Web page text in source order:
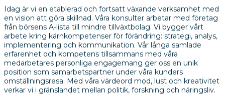
Idag är vi en etablerad och fortsatt växande verksamhet med
en vision att göra skillnad. Våra konsulter arbetar med företag
från börsens A-lista till mindre tillväxtbolag. Vi bygger vårt
arbete kring kärnkompetenser för förändring: strategi, analys,
implementering och kommunikation. Vår långa samlade
erfarenhet och kompetens tillsammans med våra
medarbetares personliga engagemang ger oss en unik
position som samarbetspartner under våra kunders
omställningsresa. Med våra värdeord mod, lust och kreativitet
verkar vi i gränslandet mellan politik, forskning och näringsliv.